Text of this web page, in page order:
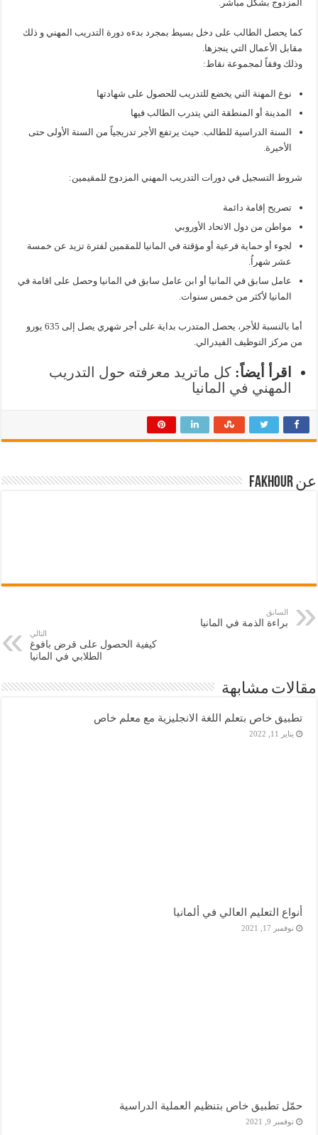
المزدوج بشكل مباشر.
كما يحصل الطالب على دخل بسيط بمجرد بدءه دورة التدريب المهني و ذلك
مقابل الأعمال التي ينجزها.
وذلك وفقاً لمجموعة نقاط:
نوع المهنة التي يخضع للتدريب للحصول على شهادتها
المدينة أو المنطقة التي يتدرب الطالب فيها
السنة الدراسية للطالب. حيث يرتفع الأجر تدريجياً من السنة الأولى حتى
الأخيرة.
شروط التسجيل في دورات التدريب المهني المزدوج للمقيمين:
تصريح إقامة دائمة
مواطن من دول الاتحاد الأوروبي
لجوء أو حماية فرعية أو مؤقتة في المانيا للمقمين لفترة تزيد عن خمسة
عشر شهراُ.
عامل سابق في المانيا أو ابن عامل سابق في المانيا وحصل على اقامة في
المانيا لأكثر من خمس سنوات.
أما بالنسبة للأجر، يحصل المتدرب بداية على أجر شهري يصل إلى 635 يورو
من مركز التوظيف الفيدرالي.
اقرأ أيضاً:كل ماتريد معرفته حول التدريب
المهني في المانيا
عن Fakhour
السابق
براءة الذمة في المانيا
التالي
كيفية الحصول على قرض بافوغ
الطلابي في المانيا
مقالات مشابهة
تطبيق خاص بتعلم اللغة الانجليزية مع معلم خاص
يناير 11, 2022
أنواع التعليم العالي في ألمانيا
نوفمبر 17, 2021
حمّل تطبيق خاص بتنظيم العملية الدراسية
نوفمبر 9, 2021